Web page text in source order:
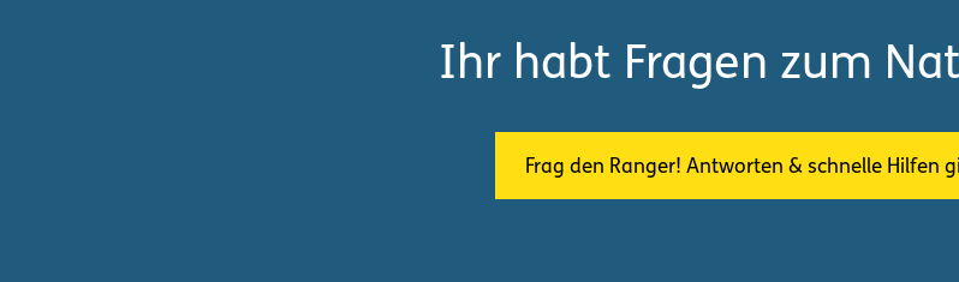
Ihr habt Fragen zum
Frag den Ranger! Antworten & schnelle Hilfen